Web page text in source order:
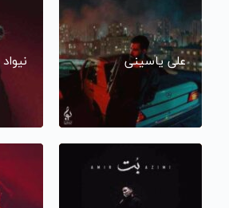
علی یاسینی نیواد